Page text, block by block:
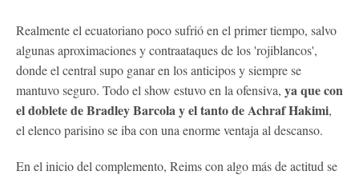
Realmente el ecuatoriano poco sufrió en el primer tiempo, salvo
algunas aproximaciones y contraataques de los 'rojiblancos',
donde el central supo ganar en los anticipos y siempre se
mantuvo seguro. Todo el show estuvo en la ofensiva, ya que con
el doblete de Bradley Barcola y el tanto de Achraf Hakimi,
el elenco parisino se iba con una enorme ventaja al descanso.
En el inicio del complemento, Reims con algo más de actitud se